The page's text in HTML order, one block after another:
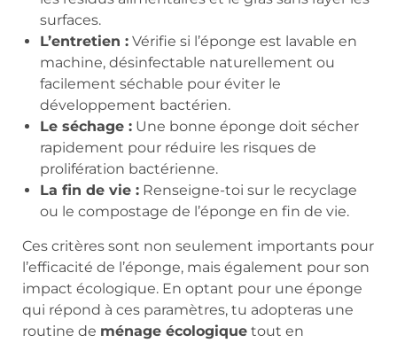
surfaces.
L’entretien : Vérifie si l’éponge est lavable en
machine, désinfectable naturellement ou
facilement séchable pour éviter le
développement bactérien.
Le séchage : Une bonne éponge doit sécher
rapidement pour réduire les risques de
prolifération bactérienne.
La fin de vie : Renseigne-toi sur le recyclage
ou le compostage de l’éponge en fin de vie.
Ces critères sont non seulement importants pour
l’efficacité de l’éponge, mais également pour son
impact écologique. En optant pour une éponge
qui répond à ces paramètres, tu adopteras une
routine de ménage écologique tout en